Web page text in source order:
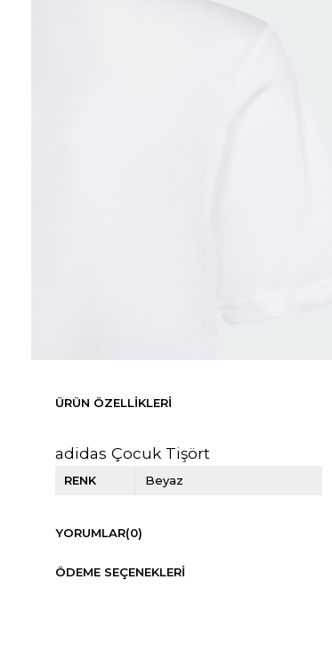
ÜRÜN ÖZELLIKLERI
adidas Çocuk Tişört
RENK Beyaz
YORUMLAR(0)
ÖDEME SEÇENEKLERI